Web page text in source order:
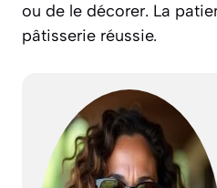
ou de le décorer. La
pâtisserie réussie.